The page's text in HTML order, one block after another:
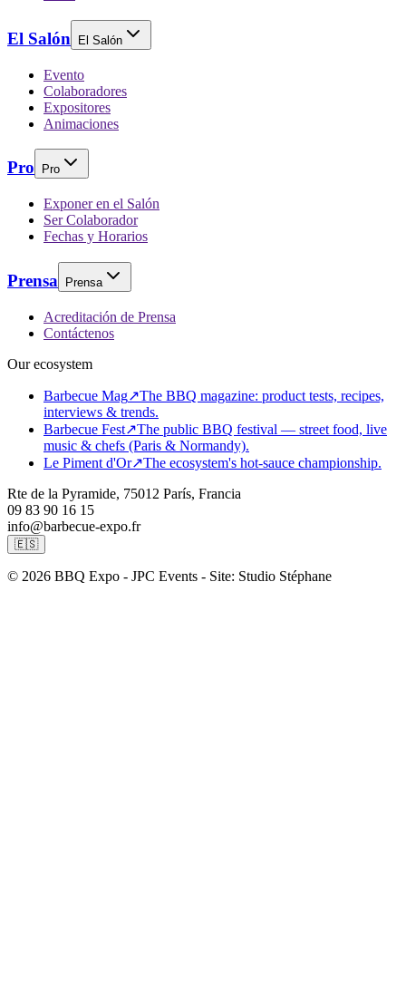
El Salón El Salón
Evento
Colaboradores
Expositores
Animaciones
Pro Pro
Exponer en el Salón
Ser Colaborador
Fechas y Horarios
Prensa Prensa
Acreditación de Prensa
Contáctenos
Our ecosystem
Barbecue Mag↗The BBQ magazine: product tests, recipes,
interviews & trends.
Barbecue Fest↗The public BBQ festival — street food, live
music & chefs (Paris & Normandy).
Le Piment d'Or↗The ecosystem's hot-sauce championship.
Rte de la Pyramide, 75012 París, Francia
09 83 90 16 15
info@barbecue-expo.fr
🇪🇸
© 2026 BBQ Expo - JPC Events - Site: Studio Stéphane